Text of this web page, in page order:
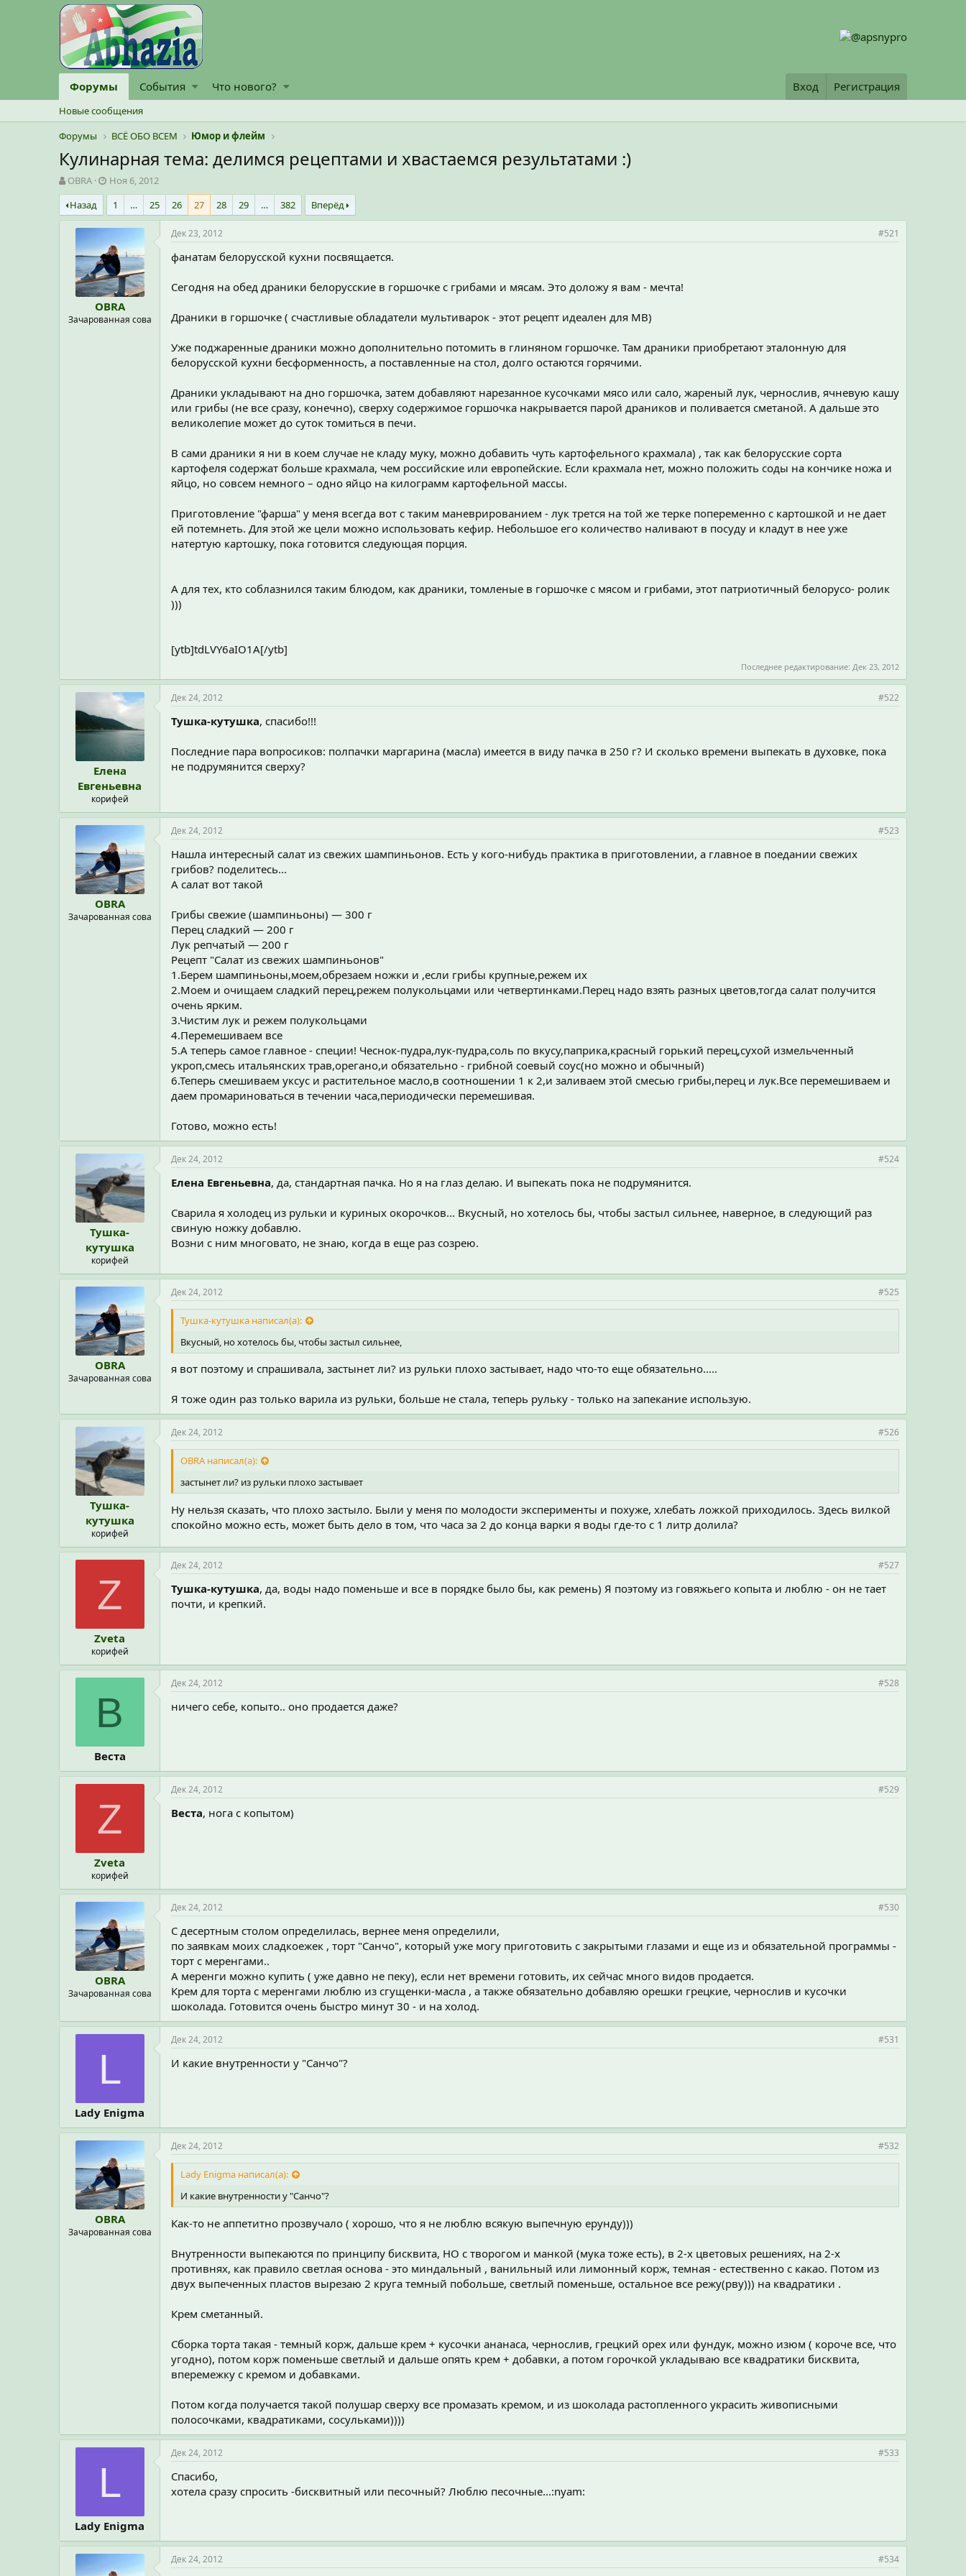
Форумы События Что нового? Вход Регистрация
Новые сообщения
Форумы
ВСЁ ОБО ВСЕМ Юмор и флейм
Кулинарная тема: делимся рецептами и хвастаемся результатами :)
А
в
т
о
OBRA
Д
а
а
н
а
ч
а
л
а
Ноя 6, 2012
Назад
1 … 25 26 27 28 29 … 382 Вперёд
OBRA
Зачарованная сова
Дек 23, 2012 #521
фанатам белорусской кухни посвящается.
Сегодня на обед драники белорусские в горшочке с грибами и мясам. Это доложу я вам - мечта!
Драники в горшочке ( счастливые обладатели мультиварок - этот рецепт идеален для МВ)
Уже поджаренные драники можно дополнительно потомить в глиняном горшочке. Там драники приобретают эталонную для
белорусской кухни бесформенность, а поставленные на стол, долго остаются горячими.
Драники укладывают на дно горшочка, затем добавляют нарезанное кусочками мясо или сало, жареный лук, чернослив, ячневую кашу
или грибы (не все сразу, конечно), сверху содержимое горшочка накрывается парой драников и поливается сметаной. А дальше это
великолепие может до суток томиться в печи.
В сами драники я ни в коем случае не кладу муку, можно добавить чуть картофельного крахмала) , так как белорусские сорта
картофеля содержат больше крахмала, чем российские или европейские. Если крахмала нет, можно положить соды на кончике ножа и
яйцо, но совсем немного – одно яйцо на килограмм картофельной массы.
Приготовление "фарша" у меня всегда вот с таким маневрированием - лук трется на той же терке попеременно с картошкой и не дает
ей потемнеть. Для этой же цели можно использовать кефир. Небольшое его количество наливают в посуду и кладут в нее уже
натертую картошку, пока готовится следующая порция.
А для тех, кто соблазнился таким блюдом, как драники, томленые в горшочке с мясом и грибами, этот патриотичный белорусо- ролик
)))
[ytb]tdLVY6aIO1A[/ytb]
Последнее редактирование: Дек 23, 2012
Елена
Евгеньевна
корифей
Дек 24, 2012 #522
Тушка-кутушка, спасибо!!!
Последние пара вопросиков: полпачки маргарина (масла) имеется в виду пачка в 250 г? И сколько времени выпекать в духовке, пока
не подрумянится сверху?
OBRA
Зачарованная сова
Дек 24, 2012 #523
Нашла интересный салат из свежих шампиньонов. Есть у кого-нибудь практика в приготовлении, а главное в поедании свежих
грибов? поделитесь...
А салат вот такой
Грибы свежие (шампиньоны) — 300 г
Перец сладкий — 200 г
Лук репчатый — 200 г
Рецепт "Салат из свежих шампиньонов"
1.Берем шампиньоны,моем,обрезаем ножки и ,если грибы крупные,режем их
2.Моем и очищаем сладкий перец,режем полукольцами или четвертинками.Перец надо взять разных цветов,тогда салат получится
очень ярким.
3.Чистим лук и режем полукольцами
4.Перемешиваем все
5.А теперь самое главное - специи! Чеснок-пудра,лук-пудра,соль по вкусу,паприка,красный горький перец,сухой измельченный
укроп,смесь итальянских трав,орегано,и обязательно - грибной соевый соус(но можно и обычный)
6.Теперь смешиваем уксус и растительное масло,в соотношении 1 к 2,и заливаем этой смесью грибы,перец и лук.Все перемешиваем и
даем промариноваться в течении часа,периодически перемешивая.
Готово, можно есть!
Тушка-
кутушка
корифей
Дек 24, 2012 #524
Елена Евгеньевна, да, стандартная пачка. Но я на глаз делаю. И выпекать пока не подрумянится.
Сварила я холодец из рульки и куриных окорочков... Вкусный, но хотелось бы, чтобы застыл сильнее, наверное, в следующий раз
свиную ножку добавлю.
Возни с ним многовато, не знаю, когда в еще раз созрею.
OBRA
Зачарованная сова
Дек 24, 2012 #525
Тушка-кутушка написал(а):
Вкусный, но хотелось бы, чтобы застыл сильнее,
я вот поэтому и спрашивала, застынет ли? из рульки плохо застывает, надо что-то еще обязательно.....
Я тоже один раз только варила из рульки, больше не стала, теперь рульку - только на запекание использую.
Тушка-
кутушка
корифей
Дек 24, 2012 #526
OBRA написал(а):
застынет ли? из рульки плохо застывает
Ну нельзя сказать, что плохо застыло. Были у меня по молодости эксперименты и похуже, хлебать ложкой приходилось. Здесь вилкой
спокойно можно есть, может быть дело в том, что часа за 2 до конца варки я воды где-то с 1 литр долила?
Z
Zveta
корифей
Дек 24, 2012 #527
Тушка-кутушка, да, воды надо поменьше и все в порядке было бы, как ремень) Я поэтому из говяжьего копыта и люблю - он не тает
почти, и крепкий.
В
Веста
Дек 24, 2012 #528
ничего себе, копыто.. оно продается даже?
Z
Zveta
корифей
Дек 24, 2012 #529
Веста, нога с копытом)
OBRA
Зачарованная сова
Дек 24, 2012 #530
С десертным столом определилась, вернее меня определили,
по заявкам моих сладкоежек , торт "Санчо", который уже могу приготовить с закрытыми глазами и еще из и обязательной программы -
торт с меренгами..
А меренги можно купить ( уже давно не пеку), если нет времени готовить, их сейчас много видов продается.
Крем для торта с меренгами люблю из сгущенки-масла , а также обязательно добавляю орешки грецкие, чернослив и кусочки
шоколада. Готовится очень быстро минут 30 - и на холод.
L
Lady Enigma
Дек 24, 2012 #531
И какие внутренности у "Санчо"?
OBRA
Зачарованная сова
Дек 24, 2012 #532
Lady Enigma написал(а):
И какие внутренности у "Санчо"?
Как-то не аппетитно прозвучало ( хорошо, что я не люблю всякую выпечную ерунду)))
Внутренности выпекаются по принципу бисквита, НО с творогом и манкой (мука тоже есть), в 2-х цветовых решениях, на 2-х
противнях, как правило светлая основа - это миндальный , ванильный или лимонный корж, темная - естественно с какао. Потом из
двух выпеченных пластов вырезаю 2 круга темный побольше, светлый поменьше, остальное все режу(рву))) на квадратики .
Крем сметанный.
Сборка торта такая - темный корж, дальше крем + кусочки ананаса, чернослив, грецкий орех или фундук, можно изюм ( короче все, что
угодно), потом корж поменьше светлый и дальше опять крем + добавки, а потом горочкой укладываю все квадратики бисквита,
вперемежку с кремом и добавками.
Потом когда получается такой полушар сверху все промазать кремом, и из шоколада растопленного украсить живописными
полосочками, квадратиками, сосульками))))
L
Lady Enigma
Дек 24, 2012 #533
Спасибо,
хотела сразу спросить -бисквитный или песочный? Люблю песочные...:nyam:
Дек 24, 2012 #534